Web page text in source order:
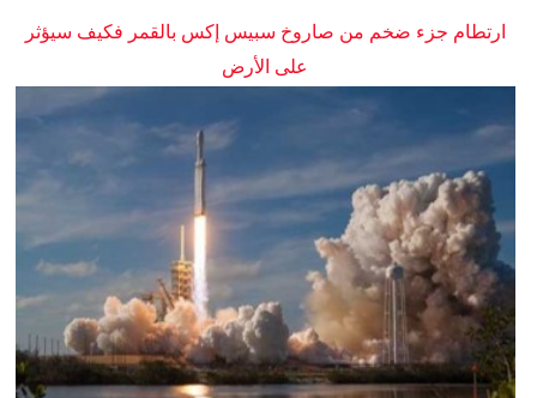
ارتطام جزء ضخم من صاروخ سبيس إكس بالقمر فكيف سيؤثر
على الأرض